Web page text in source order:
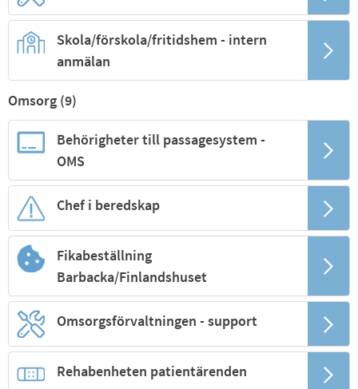
Skola/förskola/fritidshem - intern
anmälan
Omsorg (9)
Behörigheter till passagesystem -
OMS
Chef i beredskap
Fikabeställning
Barbacka/Finlandshuset
Omsorgsförvaltningen - support
Rehabenheten patientärenden